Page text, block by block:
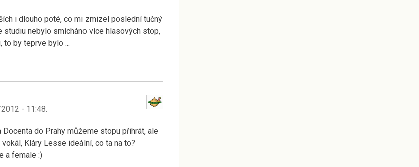
i dlouho poté, co mi zmizel poslední tučný
studiu nebylo smícháno více hlasových stop,
to by teprve bylo ...
- 11:48.
do Prahy můžeme stopu přihrát, ale
Kláry Lesse ideální, co ta na to?
a female :)